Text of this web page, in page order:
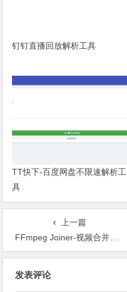
钉钉直播回放解析工具
TT快下-百度网盘不限速解析工
具
上一篇
FFmpeg Joiner-视频合并转换工具
发表评论